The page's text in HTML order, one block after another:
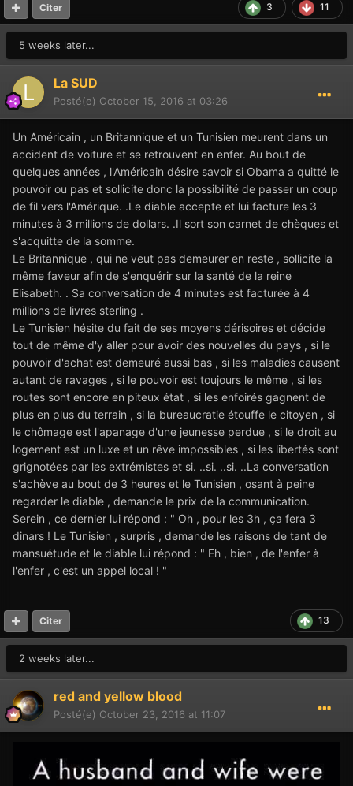
3 11
Citer
5 weeks later...
La SUD
Posté(e) October 15, 2016 at 03:26
Un Américain , un Britannique et un Tunisien meurent dans un
accident de voiture et se retrouvent en enfer. Au bout de
quelques années , l'Américain désire savoir si Obama a quitté le
pouvoir ou pas et sollicite donc la possibilité de passer un coup
de fil vers l'Amérique. .Le diable accepte et lui facture les 3
minutes à 3 millions de dollars. .Il sort son carnet de chèques et
s'acquitte de la somme.
Le Britannique , qui ne veut pas demeurer en reste , sollicite la
même faveur afin de s'enquérir sur la santé de la reine
Elisabeth. . Sa conversation de 4 minutes est facturée à 4
millions de livres sterling .
Le Tunisien hésite du fait de ses moyens dérisoires et décide
tout de même d'y aller pour avoir des nouvelles du pays , si le
pouvoir d'achat est demeuré aussi bas , si les maladies causent
autant de ravages , si le pouvoir est toujours le même , si les
routes sont encore en piteux état , si les enfoirés gagnent de
plus en plus du terrain , si la bureaucratie étouffe le citoyen , si
le chômage est l'apanage d'une jeunesse perdue , si le droit au
logement est un luxe et un rêve impossibles , si les libertés sont
grignotées par les extrémistes et si. ..si. ..si. ..La conversation
s'achève au bout de 3 heures et le Tunisien , osant à peine
regarder le diable , demande le prix de la communication.
Serein , ce dernier lui répond : " Oh , pour les 3h , ça fera 3
dinars ! Le Tunisien , surpris , demande les raisons de tant de
mansuétude et le diable lui répond : " Eh , bien , de l'enfer à
l'enfer , c'est un appel local ! "
13
Citer
2 weeks later...
red and yellow blood
Posté(e) October 23, 2016 at 11:07